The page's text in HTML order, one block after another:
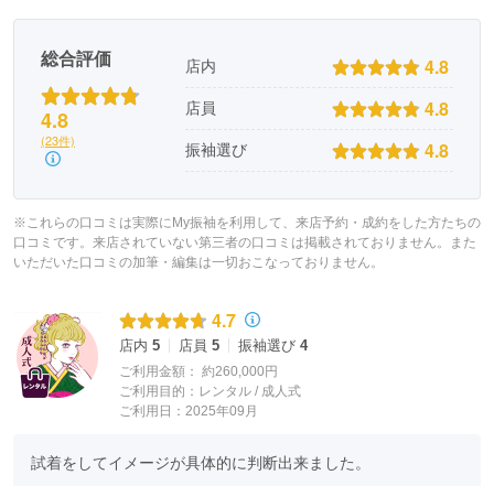
総合評価
4.8
(23件)
店内 4.8
店員 4.8
振袖選び 4.8
※これらの口コミは実際にMy振袖を利用して、来店予約・成約をした方たちの
口コミです。来店されていない第三者の口コミは掲載されておりません。また
いただいた口コミの加筆・編集は一切おこなっておりません。
4.7
店内 5 店員 5 振袖選び 4
ご利用金額： 約260,000円
ご利用目的： レンタル / 成人式
ご利用日：2025年09月
試着をしてイメージが具体的に判断出来ました。